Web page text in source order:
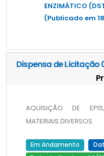
ENZIMÁTICO
(Publicado em
Dispensa de Licitação
AQUISIÇÃO DE
MATERIAIS DIVERSOS
Em Andamento